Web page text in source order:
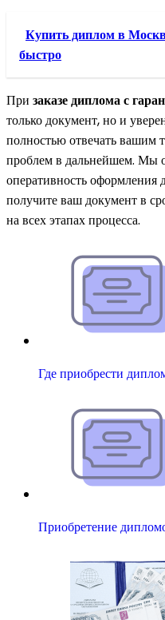
Купить диплом в
быстро
При заказе диплома с
только документ, но и
полностью отвечать вашим
проблем в дальнейшем. Мы
оперативность оформления
получите ваш документ в
на всех этапах процесса.
Где приобрести
Приобретение